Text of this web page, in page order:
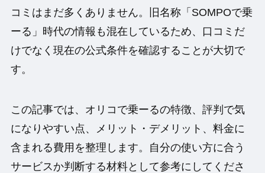
コミはまだ多くありません。旧名称「SOMPOで乗
ーる」時代の情報も混在しているため、口コミだ
けでなく現在の公式条件を確認することが大切で
す。
この記事では、オリコで乗ーるの特徴、評判で気
になりやすい点、メリット・デメリット、料金に
含まれる費用を整理します。自分の使い方に合う
サービスか判断する材料として参考にしてくださ